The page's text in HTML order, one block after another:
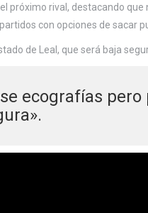
próximo rival, destacando
con opciones de sacar
de Leal, que será baja
ecografías